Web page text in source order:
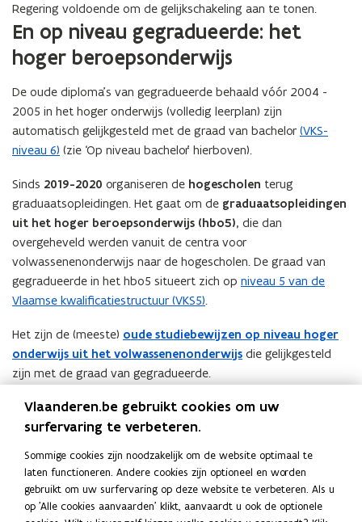
n
e
w
v
e
n
t
e
)
o
p
n
t
i
n
i
e
u
w
v
e
n
s
t
e
r
Regering voldoende om de gelijkschakeling aan te tonen.
En op niveau gegradueerde: het
hoger beroepsonderwijs
De oude diploma’s van gegradueerde behaald vóór 2004 -
2005 in het hoger onderwijs (volledig leerplan) zijn
automatisch gelijkgesteld met de graad van bachelor (VKS-
niveau 6) (zie ‘Op niveau bachelor’ hierboven).
Sinds 2019-2020 organiseren de hogescholen terug
graduaatsopleidingen. Het gaat om de graduaatsopleidingen
uit het hoger beroepsonderwijs (hbo5), die dan
overgeheveld werden vanuit de centra voor
volwassenenonderwijs naar de hogescholen. De graad van
gegradueerde in het hbo5 situeert zich op niveau 5 van de
Vlaamse kwalificatiestructuur (VKS5).
Het zijn de (meeste) oude studiebewijzen op niveau hoger
onderwijs uit het volwassenenonderwijs die gelijkgesteld
zijn met de graad van gegradueerde.
Extra informatie
Verwante pagina’s
Waardebepaling van oude studiebewijzen
volwassenenonderwijs
Waardebepaling van oude Vlaamse diploma’s of
Vlaanderen.be gebruikt cookies om uw
surfervaring te verbeteren.
Sommige cookies zijn noodzakelijk om de website optimaal te
laten functioneren. Andere cookies zijn optioneel en worden
gebruikt om uw surfervaring op deze website te verbeteren. Als u
op 'Alle cookies aanvaarden' klikt, aanvaardt u ook de optionele